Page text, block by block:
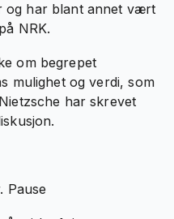
og har blant annet vært
NRK.
om begrepet
mulighet og verdi, som
har skrevet
Pause